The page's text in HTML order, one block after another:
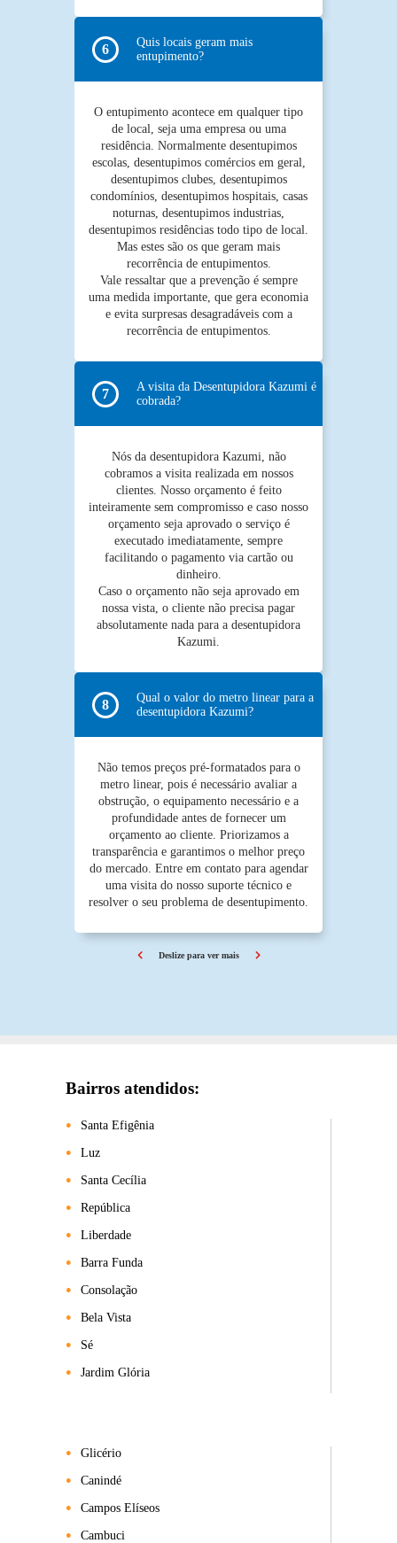
Quis locais geram mais
entupimento?
O entupimento acontece em qualquer tipo
de local, seja uma empresa ou uma
residência. Normalmente desentupimos
escolas, desentupimos comércios em geral,
desentupimos clubes, desentupimos
condomínios, desentupimos hospitais, casas
noturnas, desentupimos industrias,
desentupimos residências todo tipo de local.
Mas estes são os que geram mais
recorrência de entupimentos.
Vale ressaltar que a prevenção é sempre
uma medida importante, que gera economia
e evita surpresas desagradáveis com a
recorrência de entupimentos.
A visita da Desentupidora Kazumi é
cobrada?
Nós da desentupidora Kazumi, não
cobramos a visita realizada em nossos
clientes. Nosso orçamento é feito
inteiramente sem compromisso e caso nosso
orçamento seja aprovado o serviço é
executado imediatamente, sempre
facilitando o pagamento via cartão ou
dinheiro.
Caso o orçamento não seja aprovado em
nossa vista, o cliente não precisa pagar
absolutamente nada para a desentupidora
Kazumi.
Qual o valor do metro linear para a
desentupidora Kazumi?
Não temos preços pré-formatados para o
metro linear, pois é necessário avaliar a
obstrução, o equipamento necessário e a
profundidade antes de fornecer um
orçamento ao cliente. Priorizamos a
transparência e garantimos o melhor preço
do mercado. Entre em contato para agendar
uma visita do nosso suporte técnico e
resolver o seu problema de desentupimento.
Deslize para ver mais
Bairros atendidos:
Santa Efigênia
Luz
Santa Cecília
República
Liberdade
Barra Funda
Consolação
Bela Vista
Sé
Jardim Glória
Glicério
Canindé
Campos Elíseos
Cambuci